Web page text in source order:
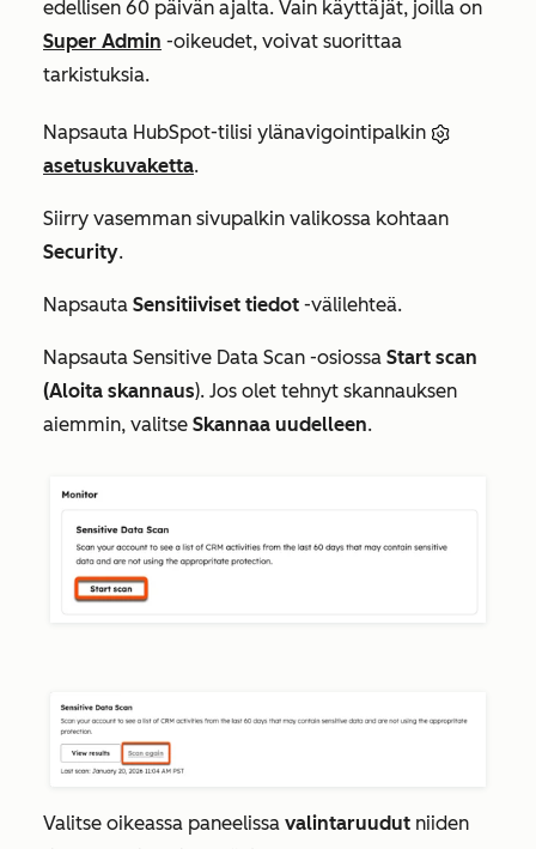
edellisen 60 päivän ajalta. Vain käyttäjät, joilla on
Super Admin -oikeudet, voivat suorittaa
tarkistuksia.
Napsauta HubSpot-tilisi ylänavigointipalkin
asetuskuvaketta.
Siirry vasemman sivupalkin valikossa kohtaan
Security.
Napsauta Sensitiiviset tiedot -välilehteä.
Napsauta Sensitive Data Scan -osiossa Start scan
(Aloita skannaus). Jos olet tehnyt skannauksen
aiemmin, valitse Skannaa uudelleen.
Valitse oikeassa paneelissa valintaruudut niiden